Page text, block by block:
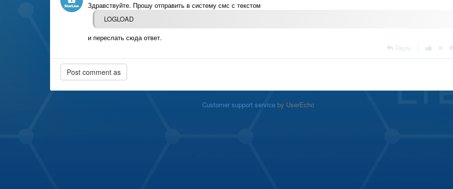
Здравствуйте. Прошу отправить в систему смс с текстом
LOGLOAD
и переслать сюда ответ.
Reply
Customer support serviceby UserEcho